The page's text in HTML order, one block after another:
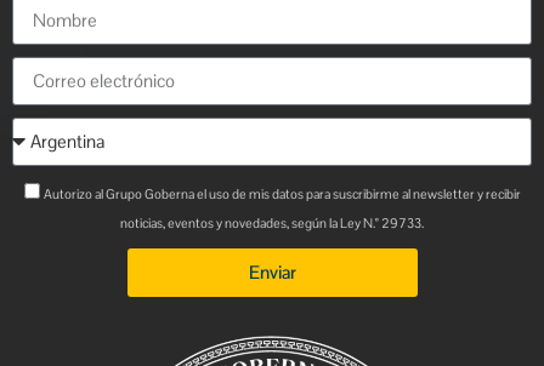
Autorizo al Grupo Goberna el uso de mis datos para suscribirme al newsletter y recibir
noticias, eventos y novedades, según la Ley N.° 29733.
Enviar